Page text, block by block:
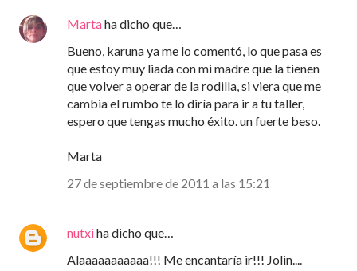
Martaha dicho que…
Bueno, karuna ya me lo comentó, lo que pasa es
que estoy muy liada con mi madre que la tienen
que volver a operar de la rodilla, si viera que me
cambia el rumbo te lo diría para ir a tu taller,
espero que tengas mucho éxito. un fuerte beso.
Marta
27 de septiembre de 2011 a las 15:21
nutxiha dicho que…
Alaaaaaaaaaaa!!! Me encantaría ir!!! Jolin....